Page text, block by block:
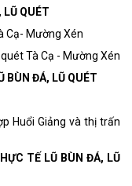
LŨ QUÉT
Cạ- Mường Xén
Tà Cạ - Mường Xén
BÙN ĐÁ, LŨ QUÉT
Huổi Giảng và thị trấn
TẾ LŨ BÙN ĐÁ, LŨ